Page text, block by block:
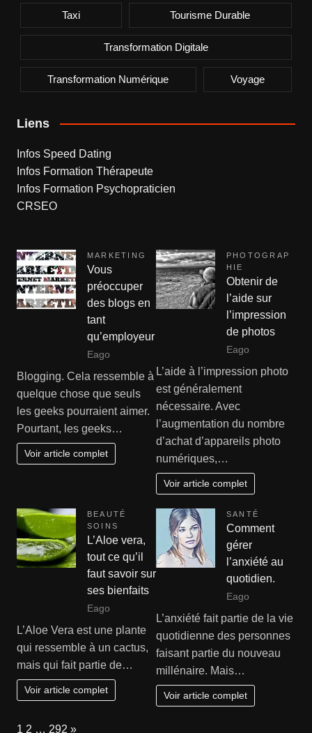
Taxi Tourisme Durable
Transformation Digitale
Transformation Numérique Voyage
Liens
Infos Speed Dating
Infos Formation Thérapeute
Infos Formation Psychopraticien
CRSEO
MARKETING
Vous
préoccuper
des blogs en
tant
qu’employeur
Eago
Blogging. Cela ressemble à
quelque chose que seuls
les geeks pourraient aimer.
Pourtant, les geeks…
Voir article complet
PHOTOGRAP
HIE
Obtenir de
l’aide sur
l’impression
de photos
Eago
L’aide à l’impression photo
est généralement
nécessaire. Avec
l’augmentation du nombre
d’achat d’appareils photo
numériques,…
Voir article complet
BEAUTÉ
SOINS
L’Aloe vera,
tout ce qu’il
faut savoir sur
ses bienfaits
Eago
L’Aloe Vera est une plante
qui ressemble à un cactus,
mais qui fait partie de…
Voir article complet
SANTÉ
Comment
gérer
l’anxiété au
quotidien.
Eago
L’anxiété fait partie de la vie
quotidienne des personnes
faisant partie du nouveau
millénaire. Mais…
Voir article complet
Page:
1 2 … 292 Next
»